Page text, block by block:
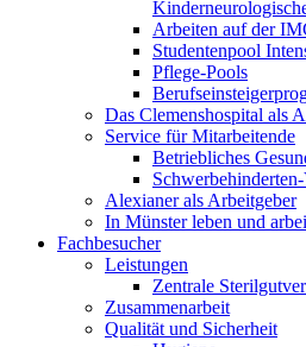
Arbeiten auf der
Studentenpool
Pflege-Pools
Das Clemenshospital als
Service für Mitarbeitende
Betriebliches
Alexianer als Arbeitgeber
In Münster leben und
Fachbesucher
Leistungen
Zentrale
Zusammenarbeit
Qualität und Sicherheit